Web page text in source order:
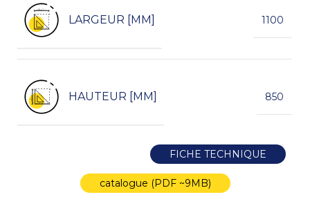
LARGEUR [MM] 1100
HAUTEUR [MM] 850
FICHE TECHNIQUE
catalogue (PDF ~9MB)